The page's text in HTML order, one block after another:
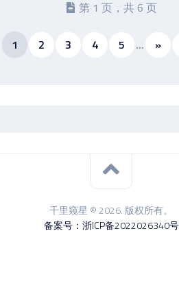
第 1 页，共 6 页
1 2 3 4 5 ... »
千里窥星 © 2026. 版权所有。
备案号：浙ICP备2022026340号